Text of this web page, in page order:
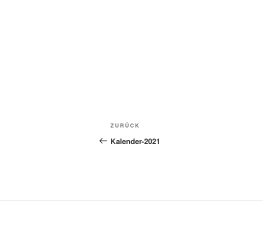
Beitragsnavigation
Vorheriger
Beitrag
ZURÜCK
Kalender-2021